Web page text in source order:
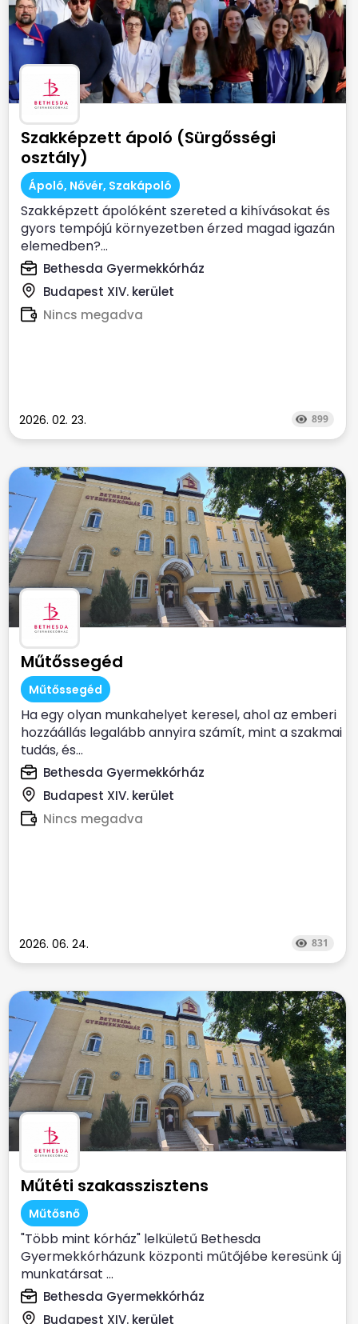
Szakképzett ápoló (Sürgősségi
osztály)
Ápoló, Nővér, Szakápoló
Szakképzett ápolóként szereted a kihívásokat és
gyors tempójú környezetben érzed magad igazán
elemedben?...
Bethesda Gyermekkórház
Budapest XIV. kerület
Nincs megadva
2026. 02. 23. 899
Műtőssegéd
Műtőssegéd
Ha egy olyan munkahelyet keresel, ahol az emberi
hozzáállás legalább annyira számít, mint a szakmai
tudás, és...
Bethesda Gyermekkórház
Budapest XIV. kerület
Nincs megadva
2026. 06. 24. 831
Műtéti szakasszisztens
Műtősnő
"Több mint kórház" lelkületű Bethesda
Gyermekkórházunk központi műtőjébe keresünk új
munkatársat ...
Bethesda Gyermekkórház
Budapest XIV. kerület